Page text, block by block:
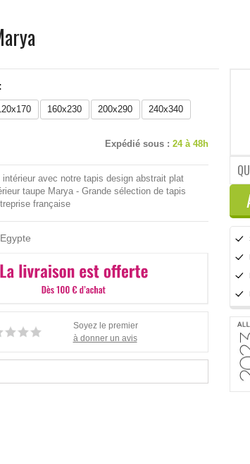
160x230 200x290 240x340
Expédié sous : 24 à 48h
avec notre tapis design abstrait plat
taupe Marya - Grande sélection de tapis
française
Soyez le premier
à donner un avis